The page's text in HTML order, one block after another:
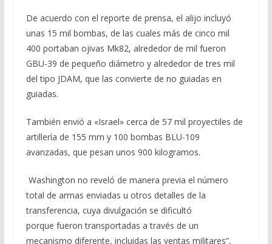
De acuerdo con el reporte de prensa, el alijo incluyó
unas 15 mil bombas, de las cuales más de cinco mil
400 portaban ojivas Mk82, alrededor de mil fueron
GBU-39 de pequeño diámetro y alrededor de tres mil
del tipo JDAM, que las convierte de no guiadas en
guiadas.
También envió a «Israel» cerca de 57 mil proyectiles de
artillería de 155 mm y 100 bombas BLU-109
avanzadas, que pesan unos 900 kilogramos.
Washington no reveló de manera previa el número
total de armas enviadas u otros detalles de la
transferencia, cuya divulgación se dificultó
porque fueron transportadas a través de un
mecanismo diferente, incluidas las ventas militares”,